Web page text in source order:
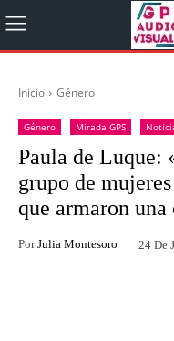
Inicio Género
Género Mirada GPS
Paula de Luque:
grupo de
que armaron
Por Julia Montesoro 24 De